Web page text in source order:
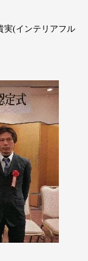
(インテリアフル